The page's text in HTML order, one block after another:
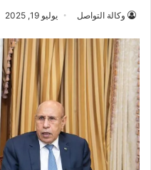
وكالة التواصل يوليو 19, 2025